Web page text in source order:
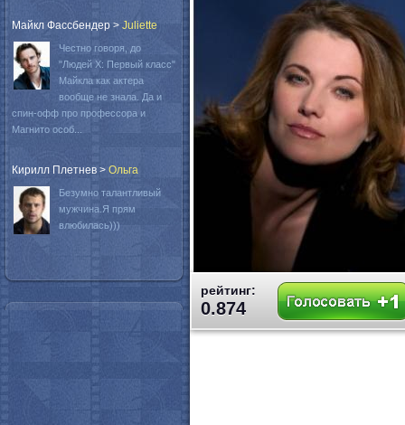
рейтинг:
0.874
Майкл Фассбендер > Juliette
Честно говоря, до
"Людей Х: Первый класс"
Майкла как актера
вообще не знала. Да и
спин-офф про профессора и
Магнито особ...
Кирилл Плетнев > Oльга
Безумно талантливый
мужчина.Я прям
влюбилась)))